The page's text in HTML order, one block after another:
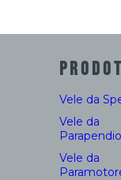
Vele da
Vele da
Parapendio
Vele da